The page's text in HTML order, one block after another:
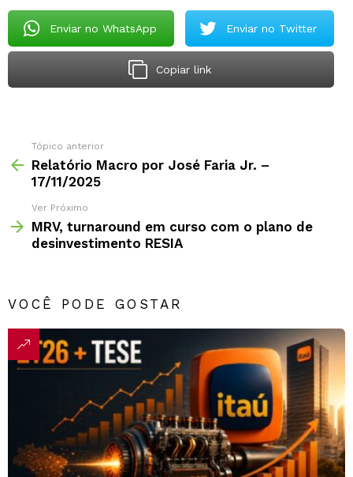
Enviar no WhatsApp Enviar no Twitter
Copiar link
Tópico anterior
Relatório Macro por José Faria Jr. –
17/11/2025
Ver Próximo
MRV, turnaround em curso com o plano de
desinvestimento RESIA
VOCÊ PODE GOSTAR